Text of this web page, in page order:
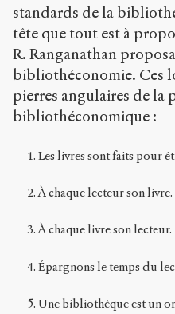
standards de la
tête que tout est à
R. Ranganathan
bibliothéconomie. Ces
pierres angulaires de la
bibliothéconomique :
Les livres sont faits pour
À chaque lecteur son livre.
À chaque livre son lecteur.
Épargnons le temps du
Une bibliothèque est un